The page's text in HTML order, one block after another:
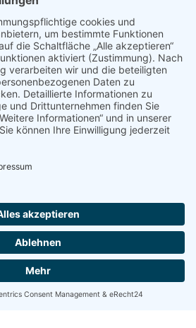
Baum. Alle Rechte vorbehalten.